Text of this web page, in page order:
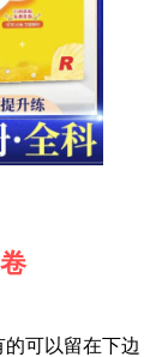
可以留在下边